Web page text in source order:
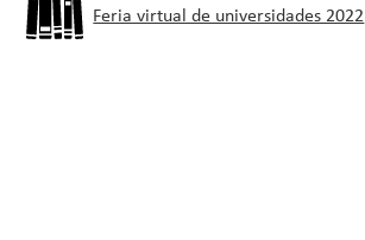
Feria virtual de universidades 2022